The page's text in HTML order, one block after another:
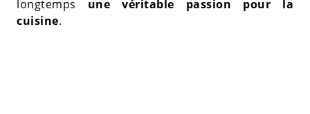
longtemps une véritable passion pour la
cuisine.